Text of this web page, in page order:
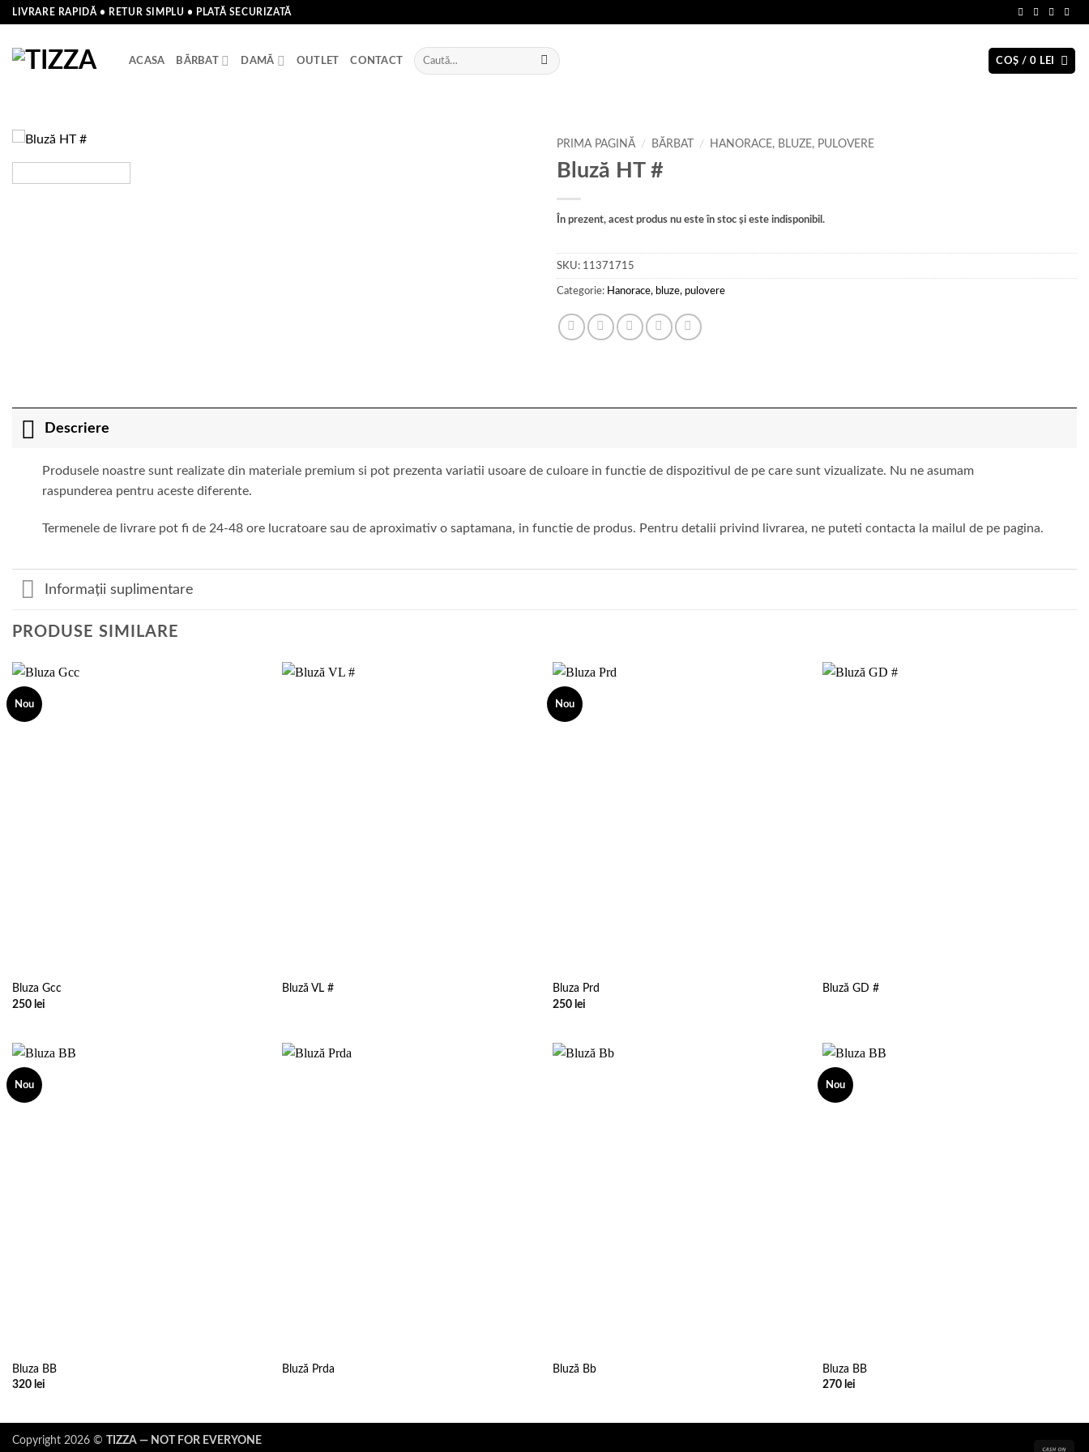
Skip
content
LIVRARE RAPIDĂ • RETUR SIMPLU • PLATĂ SECURIZATĂ
ACASA BĂRBAT DAMĂ OUTLET CONTACT
Caută
după:
COȘ / 0 LEI
PRIMA PAGINĂ / BĂRBAT / HANORACE, BLUZE, PULOVERE
Bluză HT #
În prezent, acest produs nu este în stoc și este indisponibil.
SKU: 11371715
Categorie: Hanorace, bluze, pulovere
Descriere
Produsele noastre sunt realizate din materiale premium si pot prezenta variatii usoare de culoare in functie de dispozitivul de pe care sunt vizualizate. Nu ne asumam
raspunderea pentru aceste diferente.
Termenele de livrare pot fi de 24-48 ore lucratoare sau de aproximativ o saptamana, in functie de produs. Pentru detalii privind livrarea, ne puteti contacta la mailul de pe pagina.
Informații suplimentare
PRODUSE SIMILARE
Nou
Bluza Gcc
250 lei
Bluză VL #
Nou
Bluza Prd
250 lei
Bluză GD #
Nou
Bluza BB
320 lei
Bluză Prda Bluză Bb
Nou
Bluza BB
270 lei
Copyright 2026 © TIZZA — NOT FOR EVERYONE